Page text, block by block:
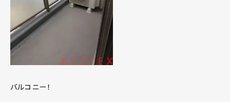
バルコニー！